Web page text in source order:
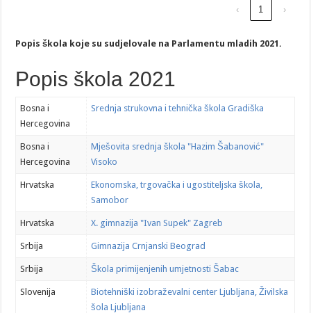
‹ 1 ›
Popis škola koje su sudjelovale na Parlamentu mladih 2021.
Popis škola 2021
Bosna i
Hercegovina
Srednja strukovna i tehnička škola Gradiška
Bosna i
Hercegovina
Mješovita srednja škola "Hazim Šabanović"
Visoko
Hrvatska
Ekonomska, trgovačka i ugostiteljska škola,
Samobor
Hrvatska X. gimnazija "Ivan Supek" Zagreb
Srbija Gimnazija Crnjanski Beograd
Srbija Škola primijenjenih umjetnosti Šabac
Slovenija
Biotehniški izobraževalni center Ljubljana, Živilska
šola Ljubljana